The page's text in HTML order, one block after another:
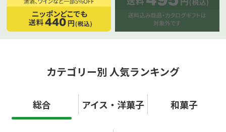
カテゴリー別 人気ランキング
総合 アイス・洋菓子 和菓子